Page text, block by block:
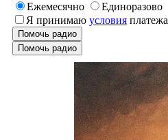
Ежемесячно
Единоразово
Я принимаю условия платежа
Помочь радио
Помочь радио